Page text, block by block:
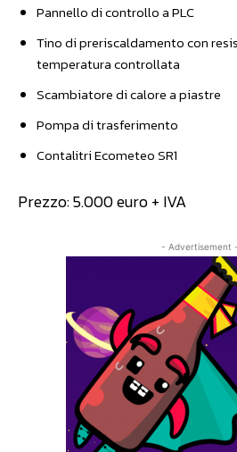
Pannello di controllo a PLC
Tino di preriscaldamento con
temperatura controllata
Scambiatore di calore a piastre
Pompa di trasferimento
Contalitri Ecometeo SR1
Prezzo: 5.000 euro + IVA
- Advertisement -